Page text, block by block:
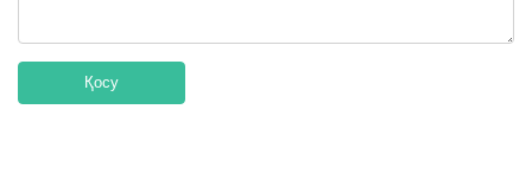
Қосу